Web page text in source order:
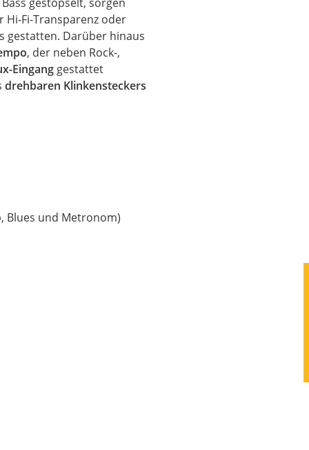
Fi-Transparenz oder
gestatten. Darüber hinaus
, der neben Rock-,
Eingang gestattet
drehbaren Klinkensteckers
Blues und Metronom)